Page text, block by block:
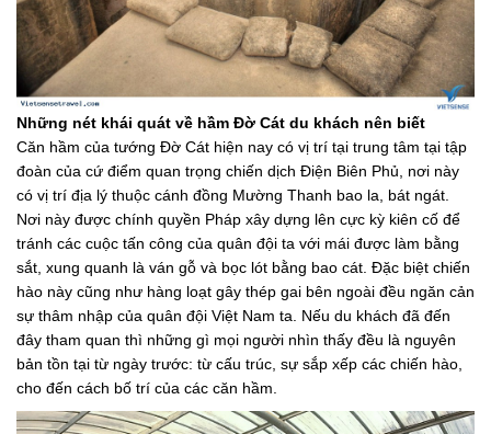
Những nét khái quát về hầm Đờ Cát du khách nên biết
Căn hầm của tướng Đờ Cát hiện nay có vị trí tại trung tâm tại tập
đoàn của cứ điểm quan trọng chiến dịch Điện Biên Phủ, nơi này
có vị trí địa lý thuộc cánh đồng Mường Thanh bao la, bát ngát.
Nơi này được chính quyền Pháp xây dựng lên cực kỳ kiên cố để
tránh các cuộc tấn công của quân đội ta với mái được làm bằng
sắt, xung quanh là ván gỗ và bọc lót bằng bao cát. Đặc biệt chiến
hào này cũng như hàng loạt gây thép gai bên ngoài đều ngăn cản
sự thâm nhập của quân đội Việt Nam ta. Nếu du khách đã đến
đây tham quan thì những gì mọi người nhìn thấy đều là nguyên
bản tồn tại từ ngày trước: từ cấu trúc, sự sắp xếp các chiến hào,
cho đến cách bố trí của các căn hầm.